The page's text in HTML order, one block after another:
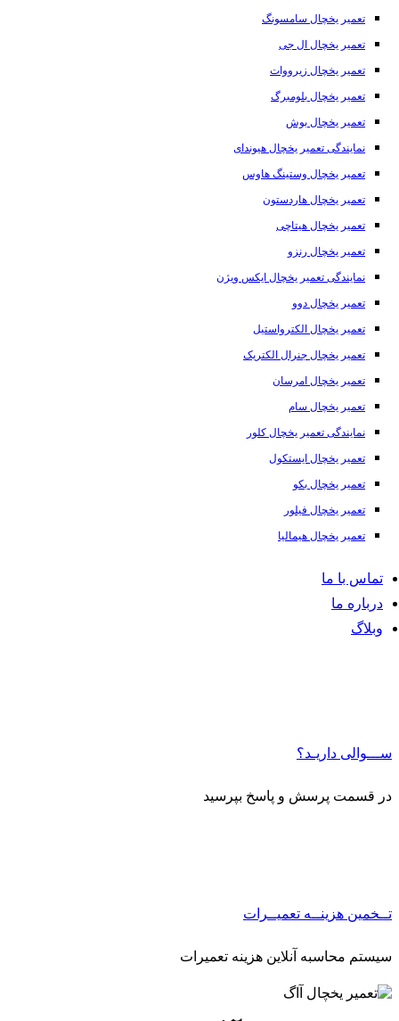
تعمیر یخچال سامسونگ
تعمیر یخچال ال جی
تعمیر یخچال زیرووات
تعمیر یخچال بلومبرگ
تعمیر یخچال بوش
نمایندگی تعمیر یخچال هیوندای
تعمیر یخچال وستینگ هاوس
تعمیر یخچال هاردستون
تعمیر یخچال هیتاچی
تعمیر یخچال رنزو
نمایندگی تعمیر یخچال ایکس ویژن
تعمیر یخچال دوو
تعمیر یخچال الکترواستیل
تعمیر یخچال جنرال الکتریک
تعمیر یخچال امرسان
تعمیر یخچال سام
نمایندگی تعمیر یخچال کلور
تعمیر یخچال ایستکول
تعمیر یخچال بکو
تعمیر یخچال فیلور
تعمیر یخچال هیمالیا
تماس با ما
درباره ما
وبلاگ
داریـد؟
قسمت پرسش و پاسخ بپرسید
هزینــه تعمیــرات
محاسبه آنلاین هزینه تعمیرات